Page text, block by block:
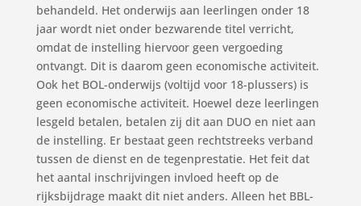
behandeld. Het onderwijs aan leerlingen onder 18
jaar wordt niet onder bezwarende titel verricht,
omdat de instelling hiervoor geen vergoeding
ontvangt. Dit is daarom geen economische activiteit.
Ook het BOL-onderwijs (voltijd voor 18-plussers) is
geen economische activiteit. Hoewel deze leerlingen
lesgeld betalen, betalen zij dit aan DUO en niet aan
de instelling. Er bestaat geen rechtstreeks verband
tussen de dienst en de tegenprestatie. Het feit dat
het aantal inschrijvingen invloed heeft op de
rijksbijdrage maakt dit niet anders. Alleen het BBL-